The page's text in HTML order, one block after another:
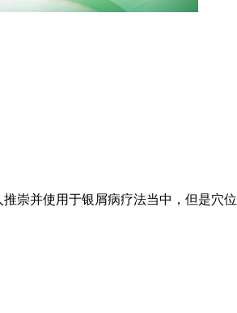
崇并使用于银屑病疗法当中，但是穴